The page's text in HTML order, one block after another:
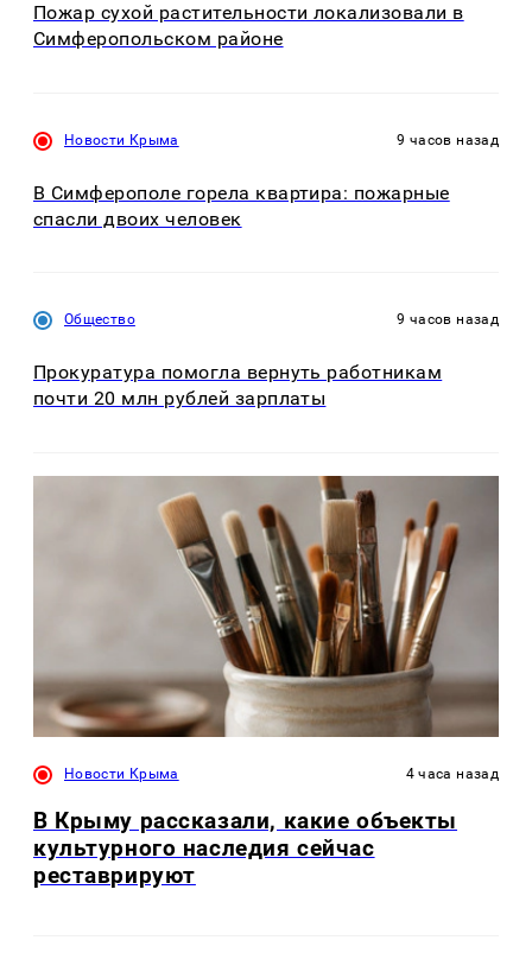
Пожар сухой растительности локализовали в
Симферопольском районе
Новости Крыма 9 часов назад
В Симферополе горела квартира: пожарные
спасли двоих человек
Общество 9 часов назад
Прокуратура помогла вернуть работникам
почти 20 млн рублей зарплаты
Новости Крыма 4 часа назад
В Крыму рассказали, какие объекты
культурного наследия сейчас
реставрируют